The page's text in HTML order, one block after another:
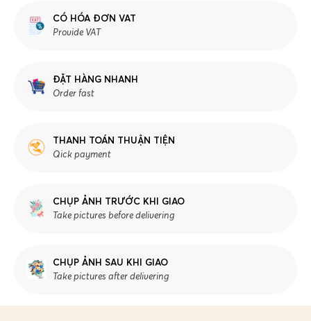
CÓ HÓA ĐƠN VAT
Provide VAT
ĐẶT HÀNG NHANH
Order fast
THANH TOÁN THUẬN TIỆN
Qick payment
CHỤP ẢNH TRƯỚC KHI GIAO
Take pictures before delivering
CHỤP ẢNH SAU KHI GIAO
Take pictures after delivering